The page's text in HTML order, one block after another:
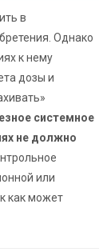
в
Однако
к нему
дозы и
системное
не должно
или
как может